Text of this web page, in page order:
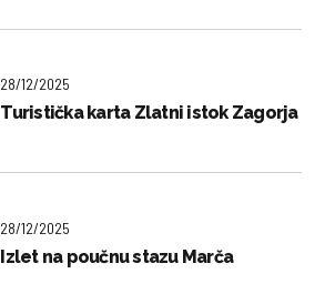
28/12/2025
Turistička karta Zlatni istok Zagorja
28/12/2025
Izlet na poučnu stazu Marča